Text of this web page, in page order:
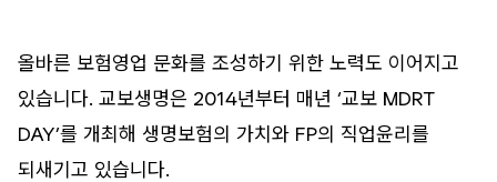
올바른 보험영업 문화를 조성하기 위한 노력도 이어지고
있습니다. 교보생명은 2014년부터 매년 ‘교보 MDRT
DAY’를 개최해 생명보험의 가치와 FP의 직업윤리를
되새기고 있습니다.